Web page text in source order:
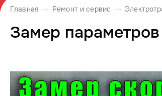
Главная Ремонт и сервис
Замер